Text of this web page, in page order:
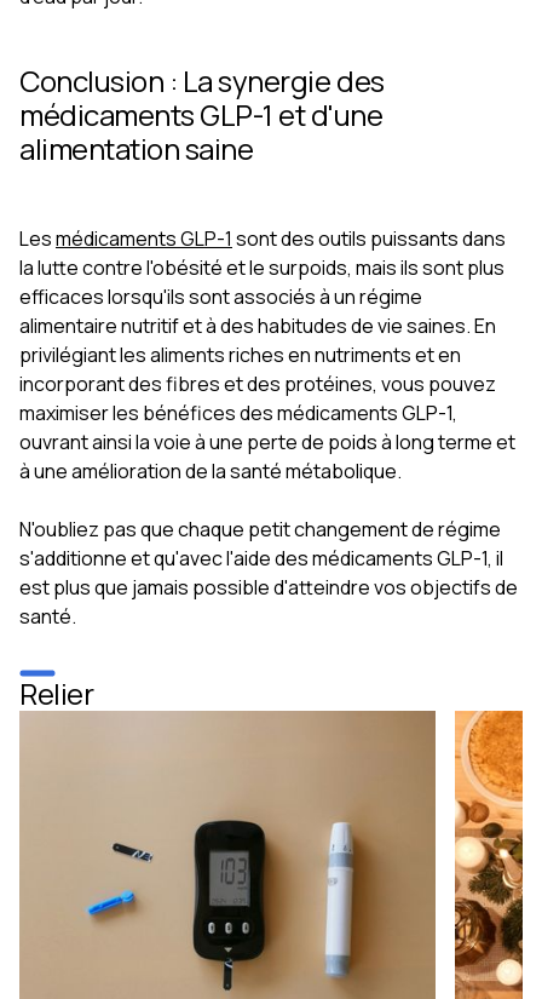
Conclusion : La synergie des
médicaments GLP-1 et d'une
alimentation saine
Lesmédicaments GLP-1 sont des outils puissants dans
la lutte contre l'obésité et le surpoids, mais ils sont plus
efficaces lorsqu'ils sont associés à un régime
alimentaire nutritif et à des habitudes de vie saines. En
privilégiant les aliments riches en nutriments et en
incorporant des fibres et des protéines, vous pouvez
maximiser les bénéfices des médicaments GLP-1,
ouvrant ainsi la voie à une perte de poids à long terme et
à une amélioration de la santé métabolique.
N'oubliez pas que chaque petit changement de régime
s'additionne et qu'avec l'aide des médicaments GLP-1, il
est plus que jamais possible d'atteindre vos objectifs de
santé.
Relier